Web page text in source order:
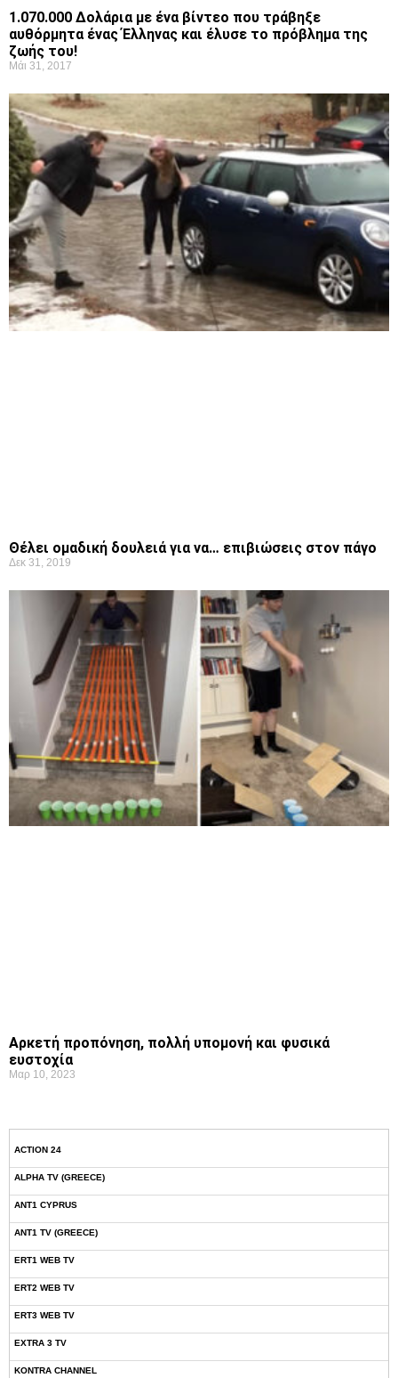
1.070.000 Δολάρια με ένα βίντεο που τράβηξε
αυθόρμητα ένας Έλληνας και έλυσε το πρόβλημα της
ζωής του!
Μάι 31, 2017
Θέλει ομαδική δουλειά για να… επιβιώσεις στον πάγο
Δεκ 31, 2019
Αρκετή προπόνηση, πολλή υπομονή και φυσικά
ευστοχία
Μαρ 10, 2023
ACTION 24
ALPHA TV (GREECE)
ANT1 CYPRUS
ANT1 TV (GREECE)
ERT1 WEB TV
ERT2 WEB TV
ERT3 WEB TV
EXTRA 3 TV
KONTRA CHANNEL